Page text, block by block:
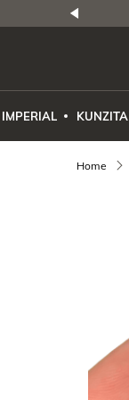
IMPERIAL KUNZITA